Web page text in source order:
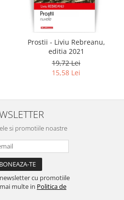
Prostii - Liviu Rebreanu,
editia 2021
19,72 Lei
15,58 Lei
si promotiile noastre
cu promotiile
multe in Politica de